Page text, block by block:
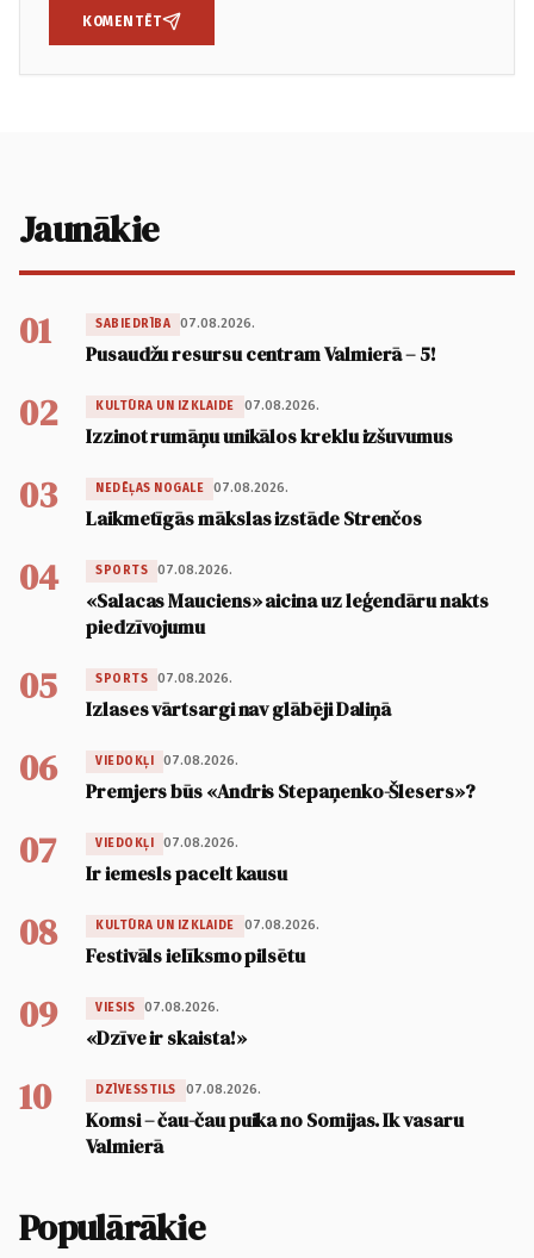
KOMENTĒT
Jaunākie
01 SABIEDRĪBA 07.08.2026.
Pusaudžu resursu centram Valmierā – 5!
02 KULTŪRA UN IZKLAIDE 07.08.2026.
Izzinot rumāņu unikālos kreklu izšuvumus
03 NEDĒĻAS NOGALE 07.08.2026.
Laikmetīgās mākslas izstāde Strenčos
04 SPORTS 07.08.2026.
«Salacas Mauciens» aicina uz leģendāru nakts
piedzīvojumu
05 SPORTS 07.08.2026.
Izlases vārtsargi nav glābēji Daliņā
06 VIEDOKĻI 07.08.2026.
Premjers būs «Andris Stepaņenko-Šlesers»?
07 VIEDOKĻI 07.08.2026.
Ir iemesls pacelt kausu
08 KULTŪRA UN IZKLAIDE 07.08.2026.
Festivāls ielīksmo pilsētu
09 VIESIS 07.08.2026.
«Dzīve ir skaista!»
10 DZĪVESSTILS 07.08.2026.
Komsi – čau-čau puika no Somijas. Ik vasaru
Valmierā
Populārākie